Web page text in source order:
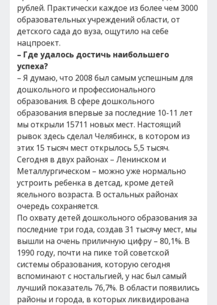
рублей. Практически каждое из более чем 3000
образовательных учреждений области, от
детского сада до вуза, ощутило на себе
нацпроект.
– Где удалось достичь наибольшего
успеха?
– Я думаю, что 2008 был самым успешным для
дошкольного и профессионального
образования. В сфере дошкольного
образования впервые за последние 10-11 лет
мы открыли 15711 новых мест. Настоящий
рывок здесь сделал Челябинск, в котором из
этих 15 тысяч мест открылось 5,5 тысяч.
Сегодня в двух районах – Ленинском и
Металлургическом – можно уже нормально
устроить ребенка в детсад, кроме детей
ясельного возраста. В остальных районах
очередь сохраняется.
По охвату детей дошкольного образования за
последние три года, создав 31 тысячу мест, мы
вышли на очень приличную цифру – 80,1%. В
1990 году, почти на пике той советской
системы образования, которую сегодня
вспоминают с ностальгией, у нас был самый
лучший показатель 76,7%. В области появились
районы и города, в которых ликвидирована